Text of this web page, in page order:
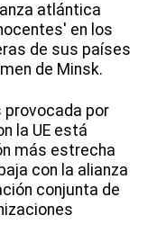
atlántica
en los
de sus países
de Minsk.
provocada por
la UE está
más estrecha
con la alianza
conjunta de